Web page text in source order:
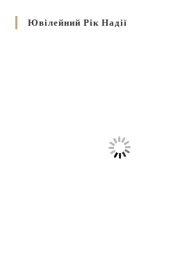
Ювілейний Рік Надії